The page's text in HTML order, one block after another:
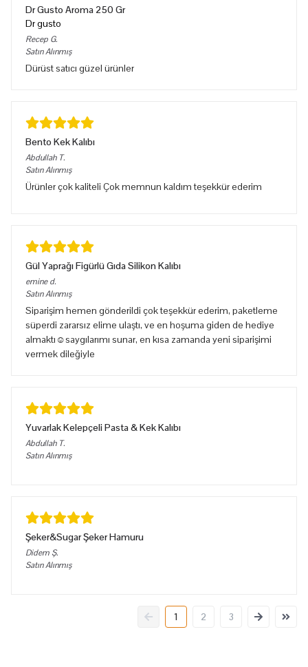
Dr Gusto Aroma 250 Gr
Dr gusto
Recep G.
Satın Alınmış
Dürüst satıcı güzel ürünler
Bento Kek Kalıbı
Abdullah T.
Satın Alınmış
Ürünler çok kaliteli Çok memnun kaldım teşekkür ederim
Gül Yaprağı Figürlü Gıda Silikon Kalıbı
emine d.
Satın Alınmış
Siparişim hemen gönderildi çok teşekkür ederim, paketleme
süperdi zararsız elime ulaştı, ve en hoşuma giden de hediye
almaktı☺️saygılarımı sunar, en kısa zamanda yeni siparişimi
vermek dileğiyle
Yuvarlak Kelepçeli Pasta & Kek Kalıbı
Abdullah T.
Satın Alınmış
Şeker&Sugar Şeker Hamuru
Didem Ş.
Satın Alınmış
1 2 3